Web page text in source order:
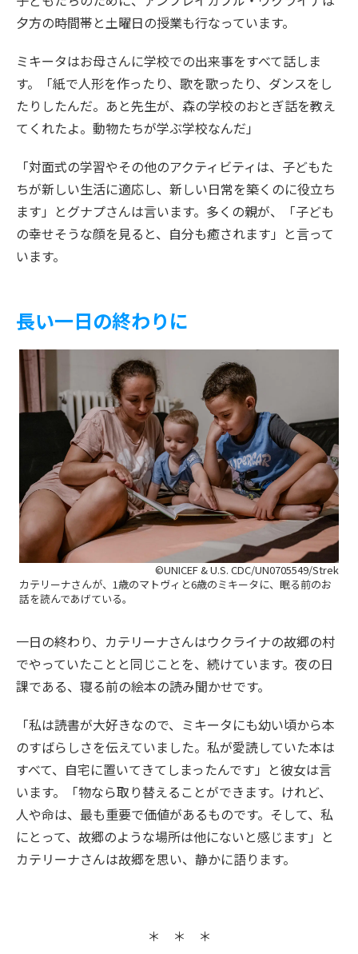
夕方の時間帯と土曜日の授業も行なっています。
ミキータはお母さんに学校での出来事をすべて話しま
す。「紙で人形を作ったり、歌を歌ったり、ダンスをし
たりしたんだ。あと先生が、森の学校のおとぎ話を教え
てくれたよ。動物たちが学ぶ学校なんだ」
「対面式の学習やその他のアクティビティは、子どもた
ちが新しい生活に適応し、新しい日常を築くのに役立ち
ます」とグナプさんは言います。多くの親が、「子ども
の幸せそうな顔を見ると、自分も癒されます」と言って
います。
長い一日の終わりに
©UNICEF & U.S. CDC/UN0705549/Strek
カテリーナさんが、1歳のマトヴィと6歳のミキータに、眠る前のお
話を読んであげている。
一日の終わり、カテリーナさんはウクライナの故郷の村
でやっていたことと同じことを、続けています。夜の日
課である、寝る前の絵本の読み聞かせです。
「私は読書が大好きなので、ミキータにも幼い頃から本
のすばらしさを伝えていました。私が愛読していた本は
すべて、自宅に置いてきてしまったんです」と彼女は言
います。「物なら取り替えることができます。けれど、
人や命は、最も重要で価値があるものです。そして、私
にとって、故郷のような場所は他にないと感じます」と
カテリーナさんは故郷を思い、静かに語ります。
＊ ＊ ＊